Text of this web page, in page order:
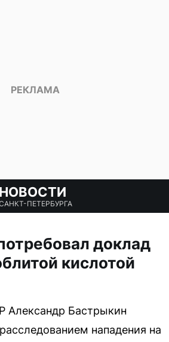
НОВОСТИ
ПЕТЕРБУРГА
доклад
кислотой
Александр Бастрыкин
нападения на